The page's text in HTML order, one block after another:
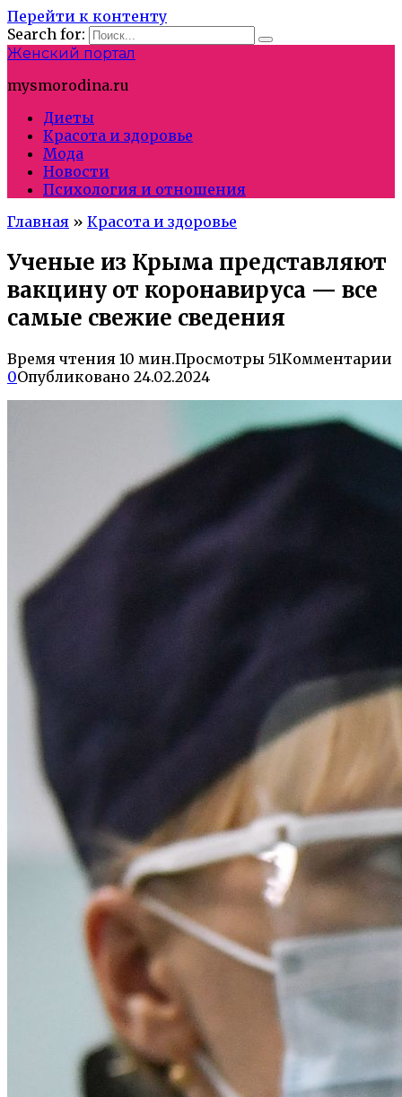
Перейти к контенту
Search for:
Женский портал
mysmorodina.ru
Диеты
Красота и здоровье
Мода
Новости
Психология и отношения
Главная » Красота и здоровье
Ученые из Крыма представляют
вакцину от коронавируса — все
самые свежие сведения
Время чтения 10 мин.Просмотры 51Комментарии
0Опубликовано 24.02.2024